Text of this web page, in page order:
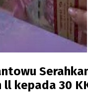
ll kepada 30